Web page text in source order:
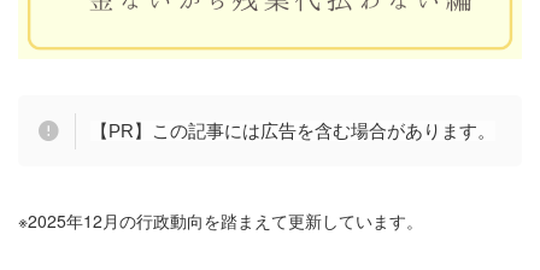
【PR】この記事には広告を含む場合があります。
※2025年12月の行政動向を踏まえて更新しています。